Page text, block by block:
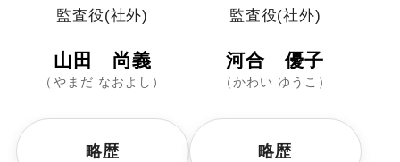
監査役(社外)
山田 尚義
（やまだ なおよし）
略歴
監査役(社外)
河合 優子
（かわい ゆうこ）
略歴